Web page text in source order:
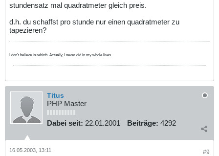
stundensatz mal quadratmeter gleich preis.
d.h. du schaffst pro stunde nur einen quadratmeter zu
tapezieren?
I don't believe in rebirth. Actually, I never did in my whole lives.
Titus
PHP Master
Dabei seit: 22.01.2001 Beiträge: 4292
#9
16.05.2003, 13:11